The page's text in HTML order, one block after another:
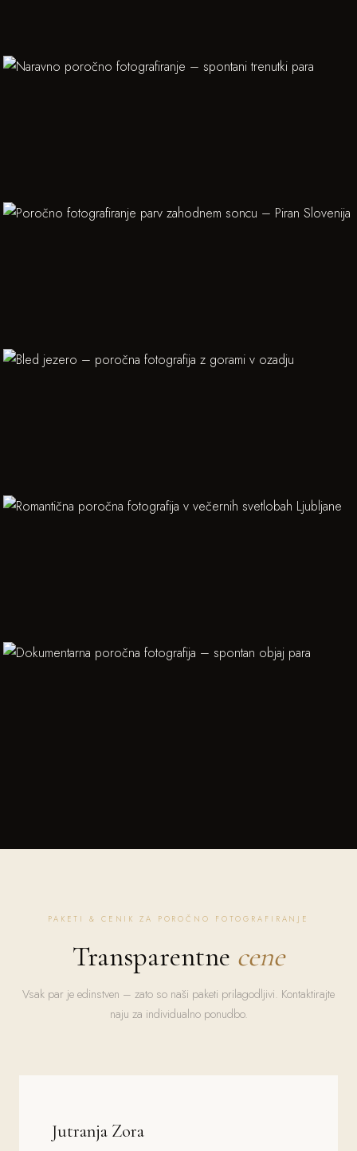
PAKETI & CENIK ZA POROČNO FOTOGRAFIRANJE
Transparentne cene
Vsak par je edinstven – zato so naši paketi prilagodljivi. Kontaktirajte
naju za individualno ponudbo.
Jutranja Zora